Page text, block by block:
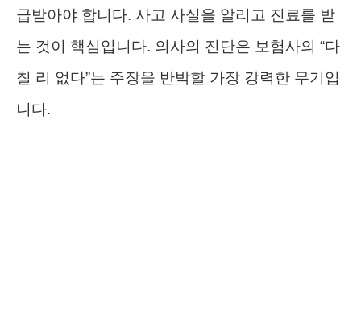
급받아야 합니다. 사고 사실을 알리고 진료를 받
는 것이 핵심입니다. 의사의 진단은 보험사의 “다
칠 리 없다”는 주장을 반박할 가장 강력한 무기입
니다.